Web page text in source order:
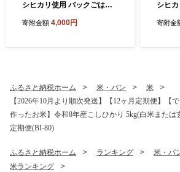
シヒカリ使用 パックごはん
カリ こしひかり もち麦 パッ
寄附金額 4,000円
シヒ
リ こ
寄附金
ふるさと納税ホーム 米・パン
米
【2026年10月より順次発送】【12ヶ月定期便】【
作ったお米】令和8年産こしひかり 5kg(白米または
定期便(BI-80)
ふるさと納税ホーム ランキング
米・パ
米ランキング